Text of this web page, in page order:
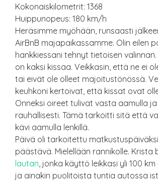
Kokonaiskilometrit: 1368
Huippunopeus: 180 km/h
Heräsimme myöhään, runsaasti
AirBnB majapaikassamme. Olin eilen
hankkiessani tehnyt tietoisen
on kaksi kissaa. Veikkasin, että ne ei
tai eivät ole olleet majoitustönössä.
keuhkoni kertoivat, että kissat ovat
Onneksi oireet tulivat vasta aamulla
rauhallisesti. Tämä tarkoitti sitä että
kävi aamulla lenkillä.
Päivä oli tarkoitettu
päästävä. Mielellään rannikolle. Krista
lautan, jonka käyttö leikkasi yli 100
ja ainakin puolitoista tuntia autossa